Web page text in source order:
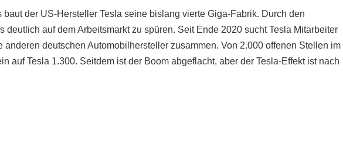
baut der US-Hersteller Tesla seine bislang vierte Giga-Fabrik. Durch den
deutlich auf dem Arbeitsmarkt zu spüren. Seit Ende 2020 sucht Tesla Mitarbeiter
anderen deutschen Automobilhersteller zusammen. Von 2.000 offenen Stellen im
auf Tesla 1.300. Seitdem ist der Boom abgeflacht, aber der Tesla-Effekt ist nach